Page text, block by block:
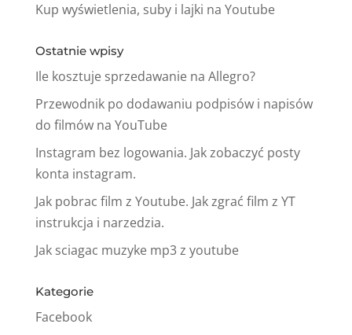
Kup wyświetlenia, suby i lajki na Youtube
Ostatnie wpisy
Ile kosztuje sprzedawanie na Allegro?
Przewodnik po dodawaniu podpisów i napisów
do filmów na YouTube
Instagram bez logowania. Jak zobaczyć posty
konta instagram.
Jak pobrac film z Youtube. Jak zgrać film z YT
instrukcja i narzedzia.
Jak sciagac muzyke mp3 z youtube
Kategorie
Facebook